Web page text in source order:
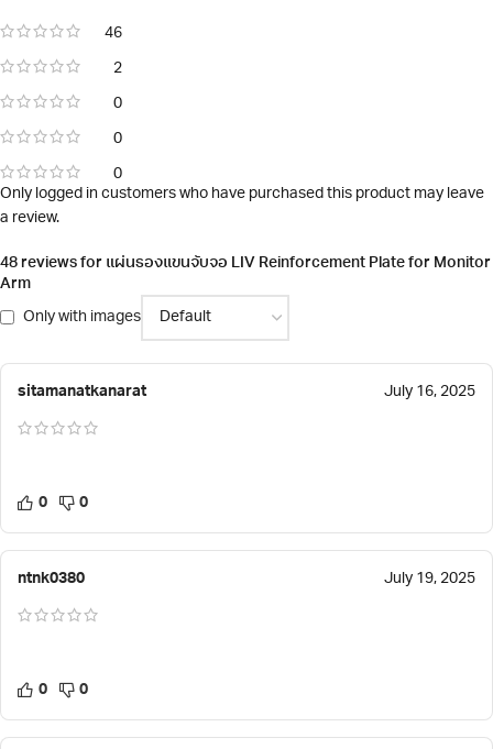
46
2
0
0
0
48 reviews for แผ่นรองแขนจับจอ LIV Reinforcement Plate for Monitor
Arm
Only with images
sitamanatkanarat July 16, 2025
0 0
ntnk0380 July 19, 2025
0 0
Only logged in customers who have purchased this product may leave
a review.